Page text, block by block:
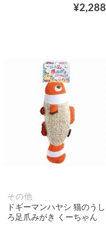
¥2,288
その他
ドギーマンハヤシ 猫のうし
ろ足爪みがき くーちゃん